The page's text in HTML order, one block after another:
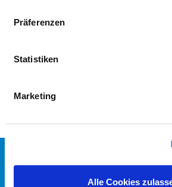
Präferenzen
Statistiken
Marketing
Alle Cookies
2. MEDIZINISCHE KLINIK
(HÄMATOLOGIE/